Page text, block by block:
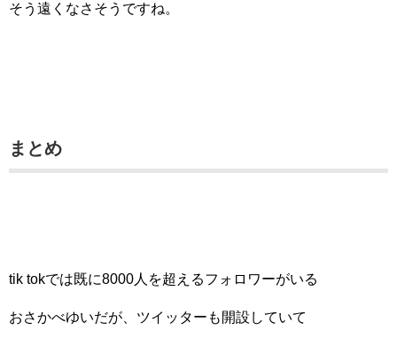
そう遠くなさそうですね。
まとめ
tik tokでは既に8000人を超えるフォロワーがいる
おさかべゆいだが、ツイッターも開設していて